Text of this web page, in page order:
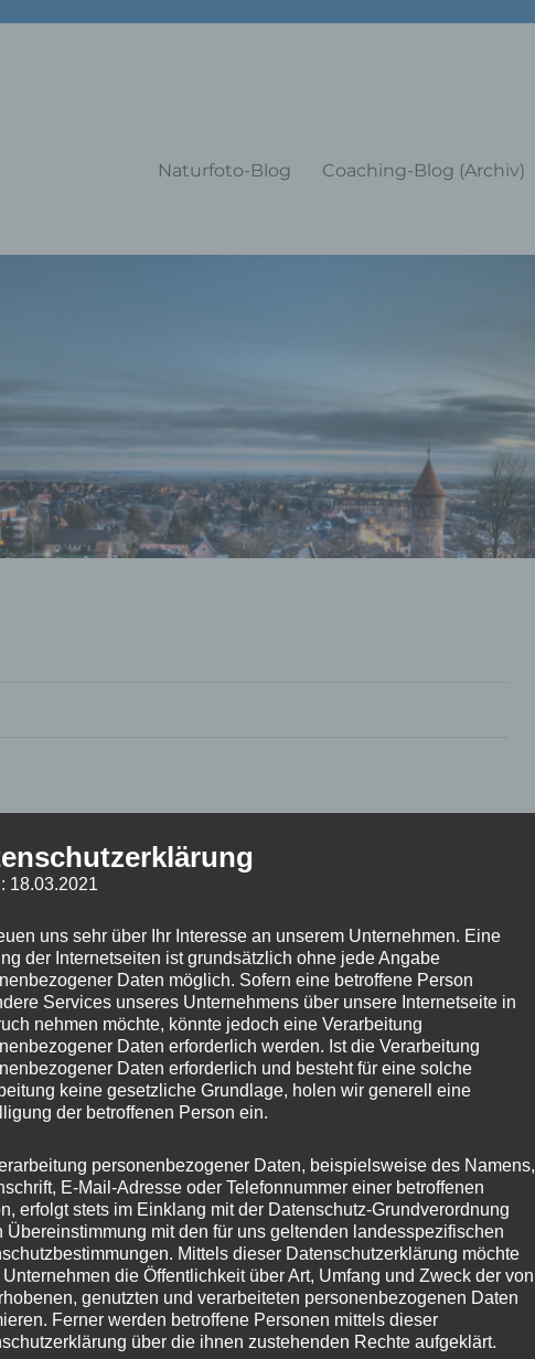
Naturfoto-Blog Coaching-Blog (Archiv)
18.03.2021
uns sehr über Ihr Interesse an unserem Unternehmen. Eine
der Internetseiten ist grundsätzlich ohne jede Angabe
Daten möglich. Sofern eine betroffene Person
Services unseres Unternehmens über unsere Internetseite in
nehmen möchte, könnte jedoch eine Verarbeitung
Daten erforderlich werden. Ist die Verarbeitung
Daten erforderlich und besteht für eine solche
keine gesetzliche Grundlage, holen wir generell eine
der betroffenen Person ein.
personenbezogener Daten, beispielsweise des Namens,
E-Mail-Adresse oder Telefonnummer einer betroffenen
erfolgt stets im Einklang mit der Datenschutz-Grundverordnung
Übereinstimmung mit den für uns geltenden landesspezifischen
Mittels dieser Datenschutzerklärung möchte
Unternehmen die Öffentlichkeit über Art, Umfang und Zweck der von
genutzten und verarbeiteten personenbezogenen Daten
Ferner werden betroffene Personen mittels dieser
über die ihnen zustehenden Rechte aufgeklärt.